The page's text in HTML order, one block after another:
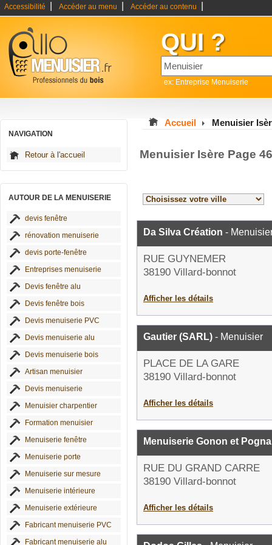
Accessibilité Accéder au menu Accéder au contenu
QUI ?
ex: Entreprise Menuiserie
NAVIGATION
Retour à l'accueil
AUTOUR DE LA MENUISERIE
devis fenêtre
rénovation menuiserie
devis porte-fenêtre
Entreprises menuiserie
Devis fenêtre alu
Devis fenêtre bois
Devis menuiserie PVC
Devis menuiserie alu
Devis menuiserie bois
Artisan menuisier
Devis menuiserie
Menuisier charpentier
Formation menuisier
Menuiserie fenêtre
Menuiserie porte
Menuiserie sur mesure
Menuiserie intérieure
Menuiserie extérieure
Fabricant menuiserie PVC
Fabricant menuiserie alu
Accueil Menuisier
Menuisier Isère Page 46
Da Silva Création -
RUE GUYNEMER
38190 Villard-bonnot
Afficher les détails
Gautier (SARL) - Menuisier
PLACE DE LA GARE
38190 Villard-bonnot
Afficher les détails
Menuiserie Gonon et
RUE DU GRAND CARRE
38190 Villard-bonnot
Afficher les détails